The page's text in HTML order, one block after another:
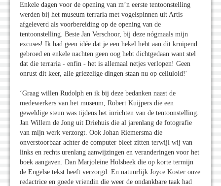
Enkele dagen voor de opening van m’n eerste tentoonstelling
werden bij het museum terraria met vogelspinnen uit Artis
afgeleverd als voorbereiding op de opening van de
tentoonstelling. Beste Jan Verschoor, bij deze nógmaals mijn
excuses! Ik had geen idée dat je een hekel hebt aan dit kruipend
gebroed en enkele nachten geen oog hebt dichtgedaan want stel
dat die terraria - enfin - het is allemaal netjes verlopen! Geen
onrust dit keer, alle griezelige dingen staan nu op celluloid!'
‘Graag willen Rudolph en ik bij deze bedanken naast de
medewerkers van het museum, Robert Kuijpers die een
geweldige steun was tijdens het inrichten van de tentoonstelling.
Jan Willem de Jong uit Driehuis die al jarenlang de fotografie
van mijn werk verzorgt. Ook Johan Riemersma die
onverstoorbaar achter de computer bleef zitten terwijl wij van
links en rechts urenlang aanwijzingen en veranderingen voor het
boek aangaven. Dan Marjoleine Holsbeek die op korte termijn
de Engelse tekst heeft verzorgd. En natuurlijk Joyce Koster onze
redactrice en goede vriendin die weer de ondankbare taak had